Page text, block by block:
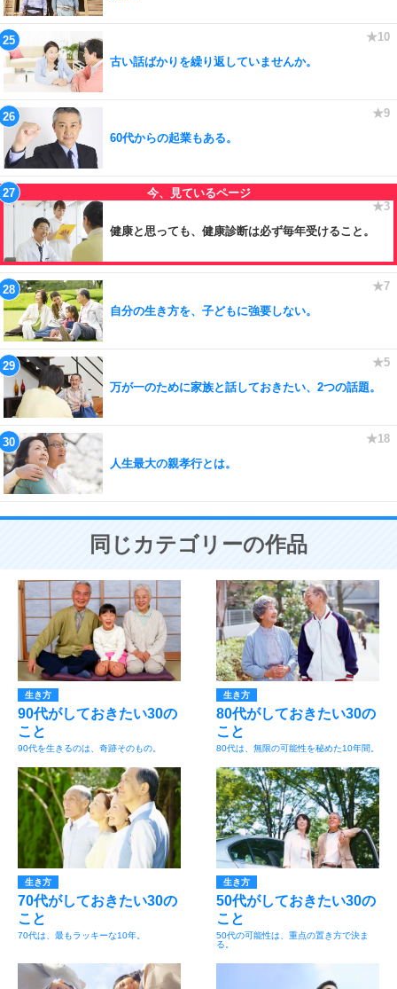
古い話ばかりを繰り返していませんか。
60代からの起業もある。
健康と思っても、健康診断は必ず毎年受けること。
自分の生き方を、子どもに強要しない。
万が一のために家族と話しておきたい、2つの話題。
人生最大の親孝行とは。
同じカテゴリーの作品
生き方
90代がしておきたい30の
こと
90代を生きるのは、奇跡そのもの。
生き方
80代がしておきたい30の
こと
80代は、無限の可能性を秘めた10年間。
生き方
70代がしておきたい30の
こと
70代は、最もラッキーな10年。
生き方
50代がしておきたい30の
こと
50代の可能性は、重点の置き方で決ま
る。